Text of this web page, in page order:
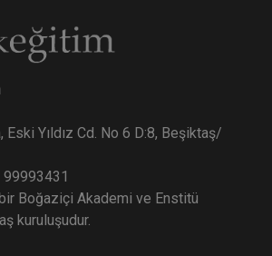
Eski Yıldız Cd. No 6 D:8, Beşiktaş/
99993431
Boğaziçi Akademi ve Enstitü
kuruluşudur.